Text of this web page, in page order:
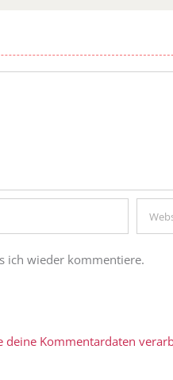
ich wieder kommentiere.
deine Kommentardaten